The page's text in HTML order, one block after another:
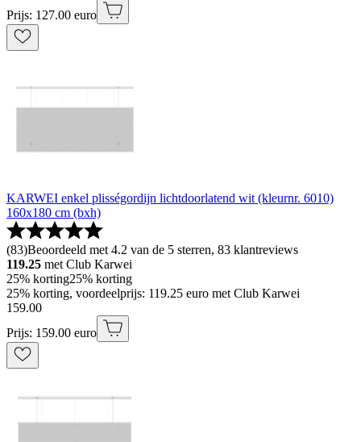
Prijs: 127.00 euro
KARWEI enkel plisségordijn lichtdoorlatend wit (kleurnr. 6010)
160x180 cm (bxh)
(83)Beoordeeld met 4.2 van de 5 sterren, 83 klantreviews
119.25 met Club Karwei
25% korting25% korting
25% korting, voordeelprijs: 119.25 euro met Club Karwei
159.00
Prijs: 159.00 euro